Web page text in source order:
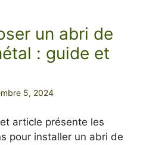
un abri de
: guide et
5, 2024
article présente les
pour installer un abri de